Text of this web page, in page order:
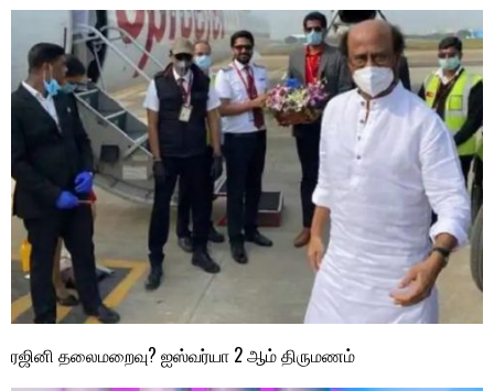
ரஜினி தலைமறைவு? ஐஸ்வர்யா 2 ஆம் திருமணம்